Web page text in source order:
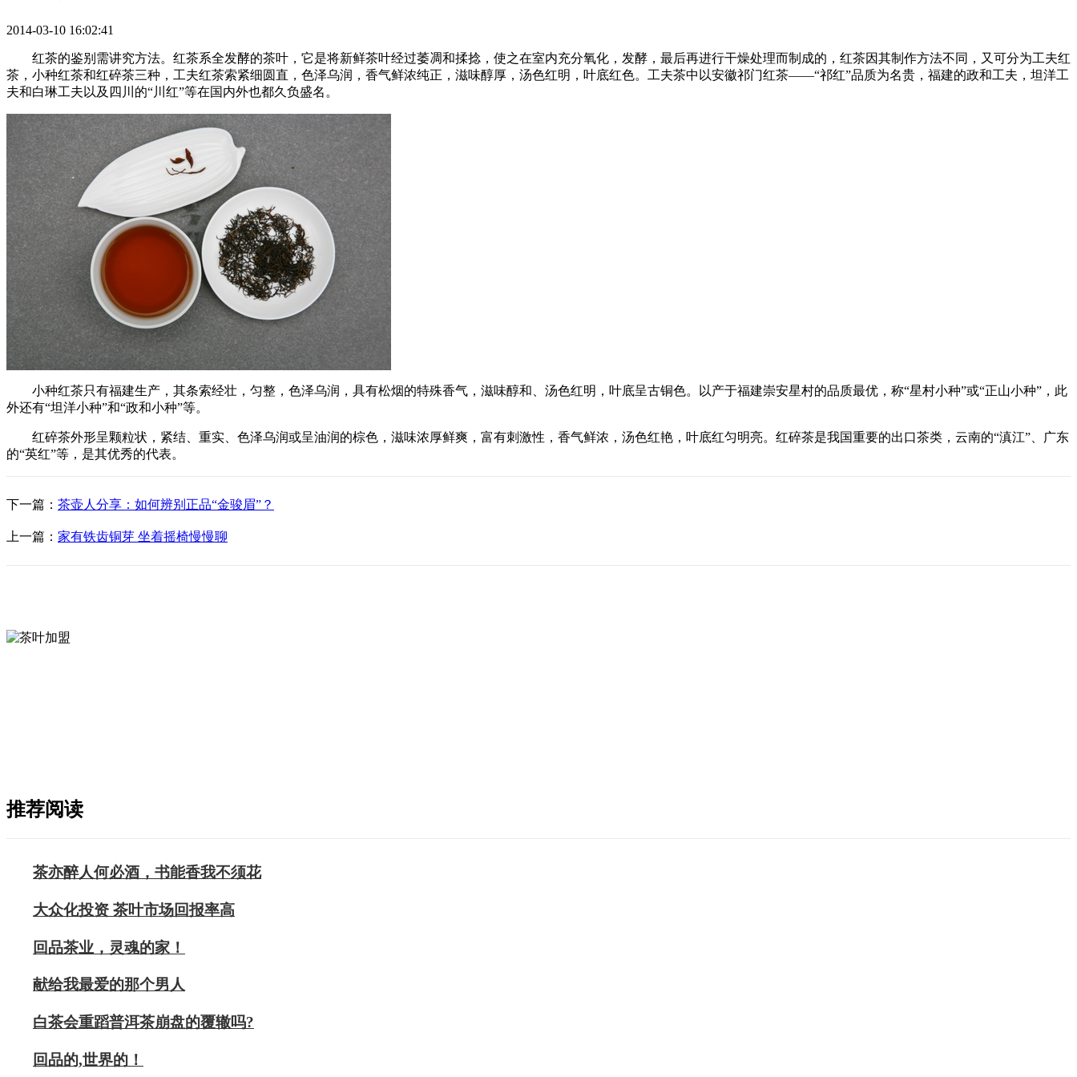
2014-03-10 16:02:41
红茶的鉴别需讲究方法。红茶系全发酵的茶叶，它是将新鲜茶叶经过萎凋和揉捻，使之在室内充分氧化，发酵，最后再进行干燥处理而制成的，红茶因其制作方法不同，又可分为工夫红
茶，小种红茶和红碎茶三种，工夫红茶索紧细圆直，色泽乌润，香气鲜浓纯正，滋味醇厚，汤色红明，叶底红色。工夫茶中以安徽祁门红茶——“祁红”品质为名贵，福建的政和工夫，坦洋工
夫和白琳工夫以及四川的“川红”等在国内外也都久负盛名。
小种红茶只有福建生产，其条索经壮，匀整，色泽乌润，具有松烟的特殊香气，滋味醇和、汤色红明，叶底呈古铜色。以产于福建崇安星村的品质最优，称“星村小种”或“正山小种”，此
外还有“坦洋小种”和“政和小种”等。
红碎茶外形呈颗粒状，紧结、重实、色泽乌润或呈油润的棕色，滋味浓厚鲜爽，富有刺激性，香气鲜浓，汤色红艳，叶底红匀明亮。红碎茶是我国重要的出口茶类，云南的“滇江”、广东
的“英红”等，是其优秀的代表。
下一篇： 茶壶人分享：如何辨别正品“金骏眉”？
上一篇： 家有铁齿铜芽 坐着摇椅慢慢聊
推荐阅读
茶亦醉人何必酒，书能香我不须花
大众化投资 茶叶市场回报率高
回品茶业，灵魂的家！
献给我最爱的那个男人
白茶会重蹈普洱茶崩盘的覆辙吗?
回品的,世界的！